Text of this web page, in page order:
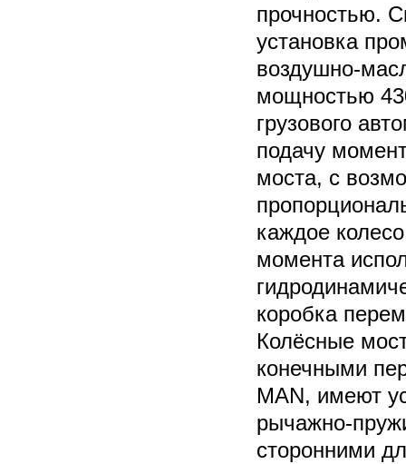
прочностью.
установка
воздушно-
мощностью
грузового
подачу
моста, с
каждое
момента
коробка
Колёсные
конечными
MAN, имеют
рычажно-
сторонними